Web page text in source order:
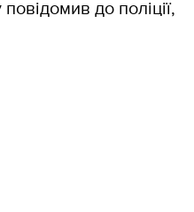
до поліції,